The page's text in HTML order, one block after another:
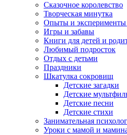
Сказочное королевство
Творческая минутка
Опыты и эксперименты
Игры и забавы
Книги для детей и
Любимый подросток
Отдых с детьми
Праздники
Шкатулка сокровищ
Детские загадки
Детские
Детские песни
Детские стихи
Занимательная
Уроки с мамой и